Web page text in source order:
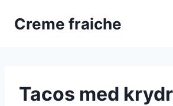
Creme fraiche
Tacos med